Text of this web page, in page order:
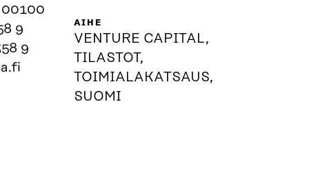
9
9
AIHE
VENTURE CAPITAL,
TILASTOT,
TOIMIALAKATSAUS,
SUOMI